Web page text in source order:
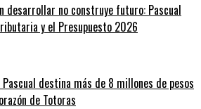
desarrollar no construye futuro: Pascual
y el Presupuesto 2026
Pascual destina más de 8 millones de pesos
de Totoras